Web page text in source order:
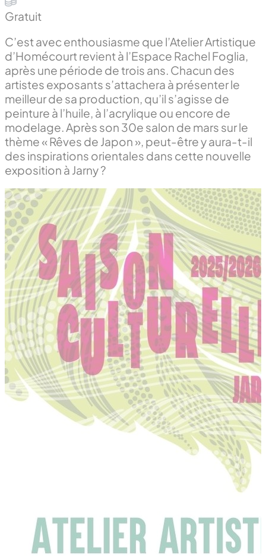
Gratuit
C’est avec enthousiasme que l’Atelier Artistique
d’Homécourt revient à l’Espace Rachel Foglia,
après une période de trois ans. Chacun des
artistes exposants s’attachera à présenter le
meilleur de sa production, qu’il s’agisse de
peinture à l’huile, à l’acrylique ou encore de
modelage. Après son 30e salon de mars sur le
thème « Rêves de Japon », peut-être y aura-t-il
des inspirations orientales dans cette nouvelle
exposition à Jarny ?